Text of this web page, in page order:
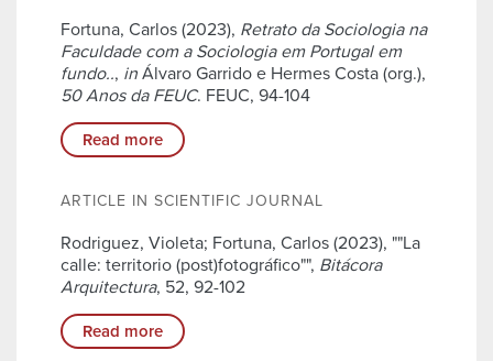
Fortuna, Carlos (2023), Retrato da Sociologia na
Faculdade com a Sociologia em Portugal em
fundo.., in Álvaro Garrido e Hermes Costa (org.),
50 Anos da FEUC. FEUC, 94-104
Read more
ARTICLE IN SCIENTIFIC JOURNAL
Rodriguez, Violeta; Fortuna, Carlos (2023), ""La
calle: territorio (post)fotográfico"", Bitácora
Arquitectura, 52, 92-102
Read more